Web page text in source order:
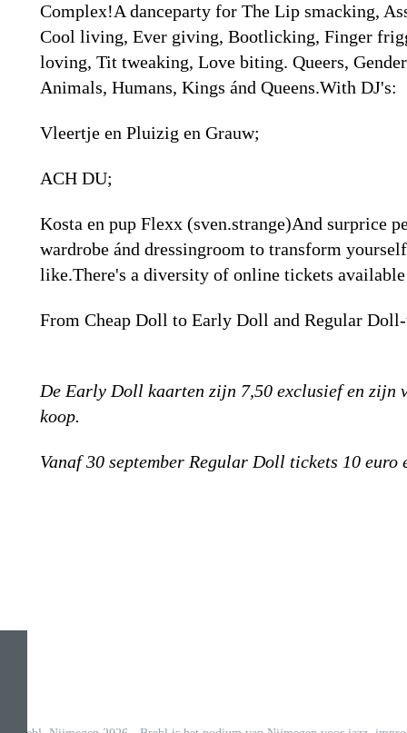
Complex!A danceparty for The Lip smacking,
Cool living, Ever giving, Bootlicking, Finger
loving, Tit tweaking, Love biting. Queers,
Animals, Humans, Kings ánd Queens.With DJ's:
Vleertje en Pluizig en Grauw;
ACH DU;
Kosta en pup Flexx (sven.strange)And surprice
wardrobe ánd dressingroom to transform
like.There's a diversity of online tickets
From Cheap Doll to Early Doll and Regular
De Early Doll kaarten zijn 7,50 exclusief en zijn
koop.
Vanaf 30 september Regular Doll tickets 10 euro